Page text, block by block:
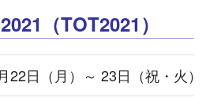
（TOT2021）
22日（月）～ 23日（祝・火）